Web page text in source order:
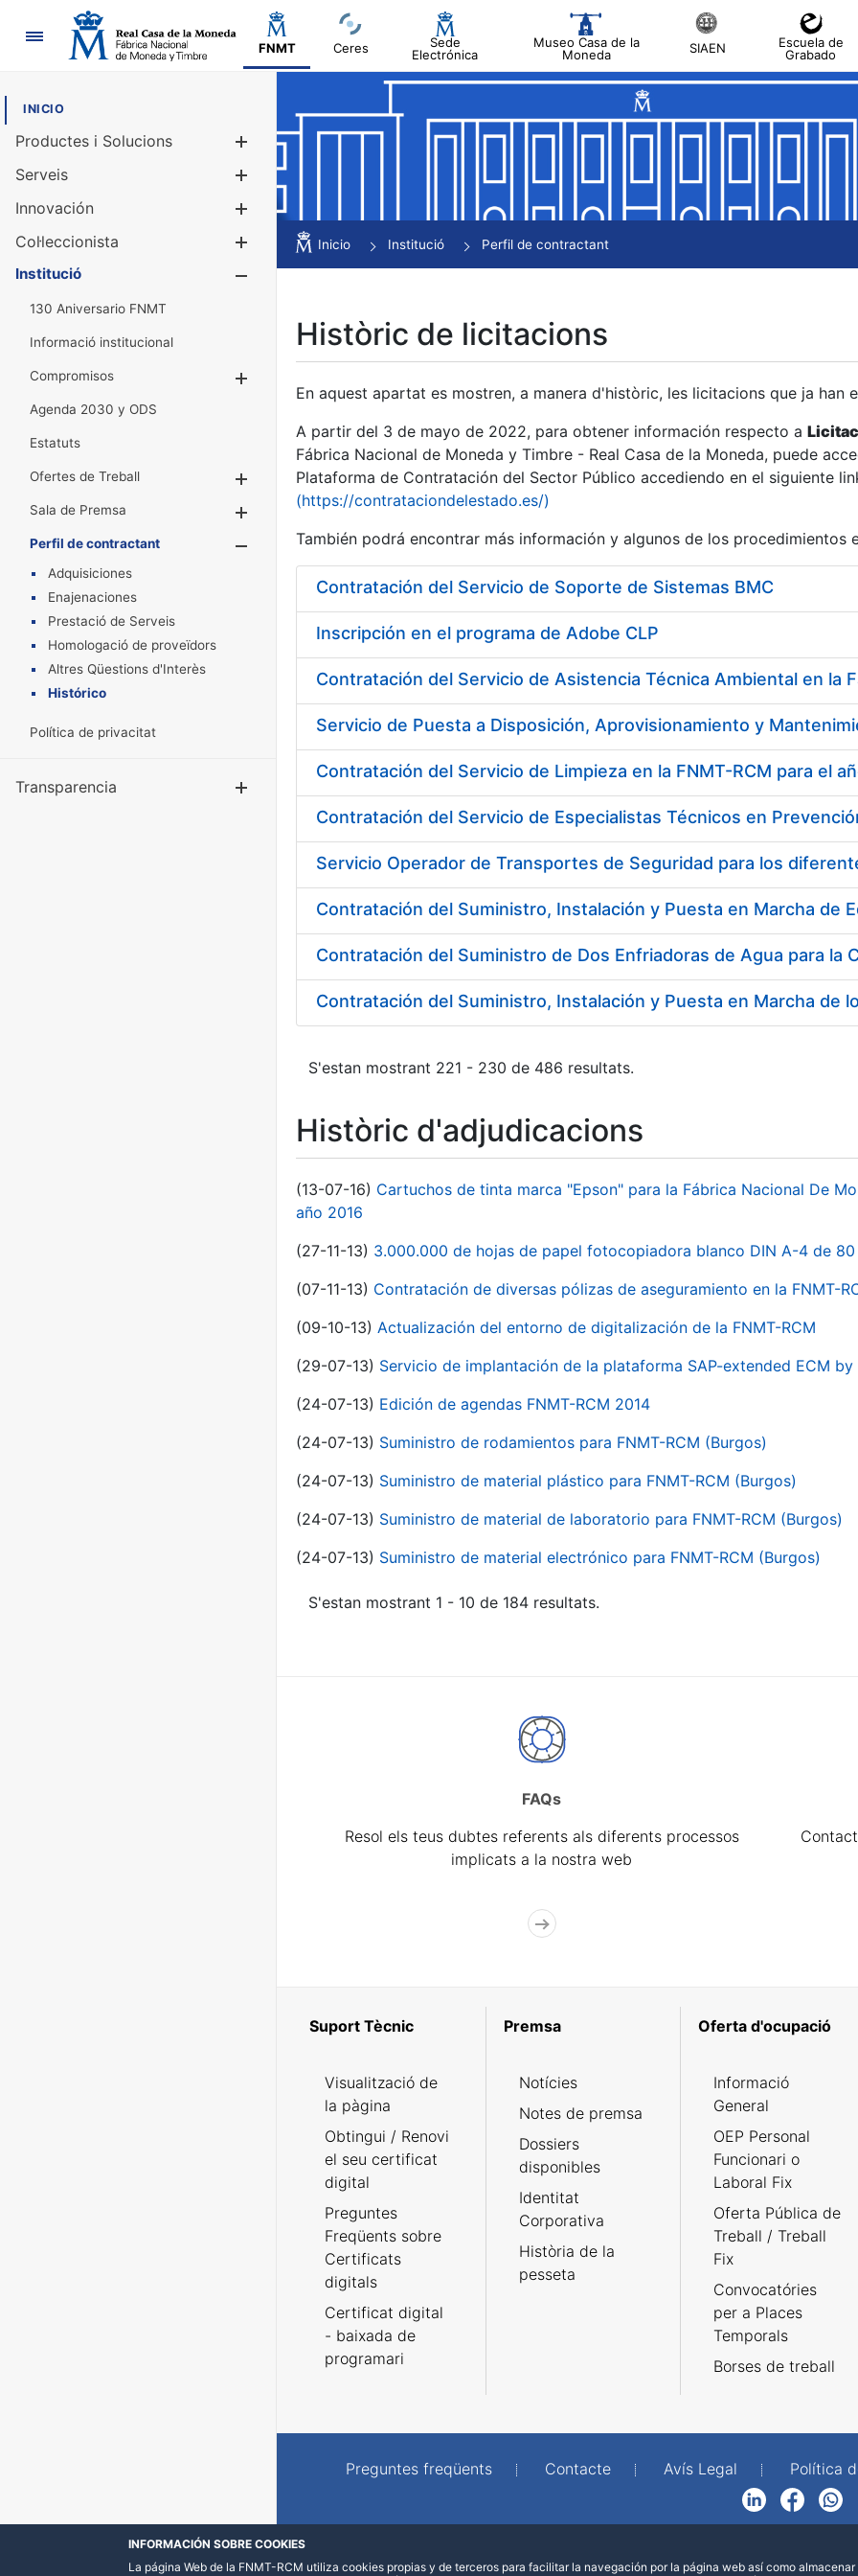
Navegació
FNMT Ceres
Sede
Electrónica
Museo Casa de la
Moneda
SIAEN
Escuela de
Grabado
INICIO
Productes i Solucions
Mostra/Amaga
Serveis
Innovación
Col·leccionista
Mostra/Amaga
Institució
130 Aniversario FNMT
Informació institucional
Compromisos
Agenda 2030 y ODS
Estatuts
Ofertes de Treball
Mostra/Amaga
Sala de Premsa
Mostra/Amaga
Perfil de contractant
Mostra/Amaga
Adquisiciones
Enajenaciones
Prestació de Serveis
Homologació de proveïdors
Altres Qüestions d'Interès
Histórico
Política de privacitat
Transparencia
Inicio Institució Perfil de contractant
Històric de licitacions
En aquest apartat es mostren, a manera d'històric, les licitacions que ja
A partir del 3 de mayo de 2022, para obtener información respecto a
Fábrica Nacional de Moneda y Timbre - Real Casa de la Moneda, puede
Plataforma de Contratación del Sector Público accediendo en el siguiente
(https://contrataciondelestado.es/)
También podrá encontrar más información y algunos de los procedimientos
Contratación del Servicio de Soporte de Sistemas BMC
Inscripción en el programa de Adobe CLP
Contratación del Servicio de Asistencia Técnica Ambiental en la
Contratación del Servicio de Limpieza en la FNMT-RCM para el
S'estan mostrant 221 - 230 de 486 resultats.
Històric d'adjudicacions
(13-07-16) Cartuchos de tinta marca "Epson" para la Fábrica Nacional De
año 2016
(27-11-13) 3.000.000 de hojas de papel fotocopiadora blanco DIN A-4 de 80
(07-11-13) Contratación de diversas pólizas de aseguramiento en la FNMT-
(09-10-13) Actualización del entorno de digitalización de la FNMT-RCM
(29-07-13) Servicio de implantación de la plataforma SAP-extended ECM by
(24-07-13) Edición de agendas FNMT-RCM 2014
(24-07-13) Suministro de rodamientos para FNMT-RCM (Burgos)
(24-07-13) Suministro de material plástico para FNMT-RCM (Burgos)
(24-07-13) Suministro de material de laboratorio para FNMT-RCM (Burgos)
(24-07-13) Suministro de material electrónico para FNMT-RCM (Burgos)
S'estan mostrant 1 - 10 de 184 resultats.
FAQs
Resol els teus dubtes referents als diferents processos
implicats a la nostra web
Suport Tècnic
Visualització de
la pàgina
Obtingui / Renovi
el seu certificat
digital
Preguntes
Freqüents sobre
Certificats
digitals
Certificat digital
- baixada de
programari
Premsa
Notícies
Notes de premsa
Dossiers
disponibles
Identitat
Corporativa
Història de la
pesseta
Oferta d'ocupació
Informació
General
OEP Personal
Funcionari o
Laboral Fix
Oferta Pública de
Treball / Treball
Fix
Convocatóries
per a Places
Temporals
Borses de treball
Preguntes freqüents Contacte Avís Legal Política
FacebookWhatsApp
INFORMACIÓN SOBRE COOKIES
La página Web de la FNMT-RCM utiliza cookies propias y de terceros para facilitar la navegación por la página web así como